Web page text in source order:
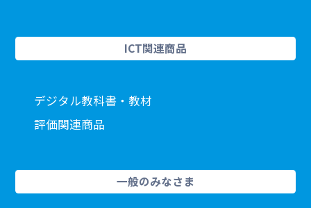
ICT関連商品
デジタル教科書・教材
評価関連商品
一般のみなさま